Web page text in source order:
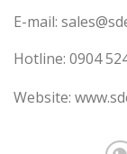
E-mail:
Hotline: 0904
Website: